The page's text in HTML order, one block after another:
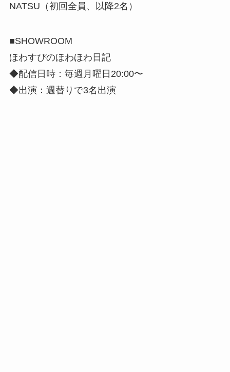
NATSU（初回全員、以降2名）
■SHOWROOM
ほわすぴのほわほわ日記
◆配信日時：毎週月曜日20:00〜
◆出演：週替りで3名出演